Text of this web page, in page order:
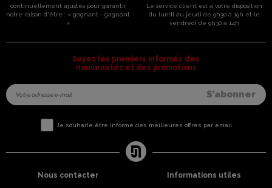
continuellement ajustés pour garantir
notre raison d'être : « gagnant - gagnant
»
Le service client est a votre disposition
du lundi au jeudi de 9h30 à 19h et le
vendredi de 9h30 à 14h
Soyez les premiers informés des
nouveautés et des promotions
Je souhaite être informé des meilleures offres par email
Nous contacter Informations utiles